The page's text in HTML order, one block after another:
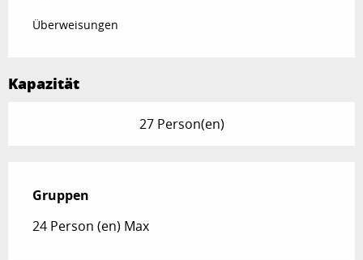
Überweisungen
Kapazität
27 Person(en)
Gruppen
Gruppen
24 Person (en) Max